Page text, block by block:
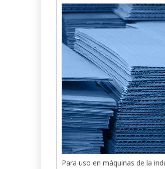
Para uso en máquinas de la